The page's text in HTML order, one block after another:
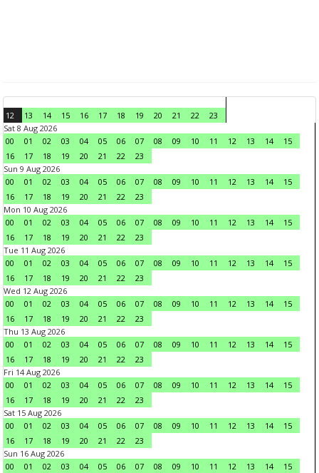
12 13 14 15 16 17 18 19 20 21 22
23
Sat 8 Aug 2026
00
01 02 03 04 05 06 07 08 09 10 11 12 13 14
15
16
17 18 19 20 21 22
23
Sun 9 Aug 2026
00
01 02 03 04 05 06 07 08 09 10 11 12 13 14
15
16
17 18 19 20 21 22
23
Mon 10 Aug 2026
00
01 02 03 04 05 06 07 08 09 10 11 12 13 14
15
16
17 18 19 20 21 22
23
Tue 11 Aug 2026
00
01 02 03 04 05 06 07 08 09 10 11 12 13 14
15
16
17 18 19 20 21 22
23
Wed 12 Aug 2026
00
01 02 03 04 05 06 07 08 09 10 11 12 13 14
15
16
17 18 19 20 21 22
23
Thu 13 Aug 2026
00
01 02 03 04 05 06 07 08 09 10 11 12 13 14
15
16
17 18 19 20 21 22
23
Fri 14 Aug 2026
00
01 02 03 04 05 06 07 08 09 10 11 12 13 14
15
16
17 18 19 20 21 22
23
Sat 15 Aug 2026
00
01 02 03 04 05 06 07 08 09 10 11 12 13 14
15
16
17 18 19 20 21 22
23
Sun 16 Aug 2026
00
01 02 03 04 05 06 07 08 09 10 11 12 13 14 15